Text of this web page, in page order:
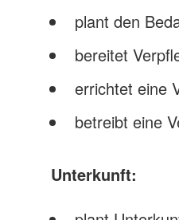
plant den
bereitet
errichtet eine
betreibt eine
Unterkunft: